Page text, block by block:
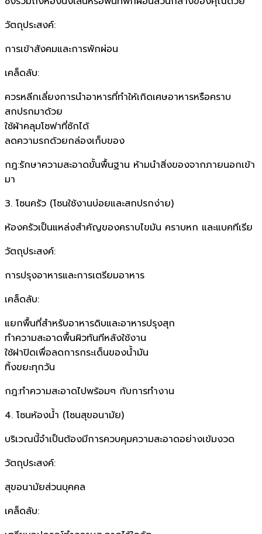
วัตถุประสงค์:
การเข้าสังคมและการพักผ่อน
เคล็ดลับ:
ควรหลีกเลี่ยงการนำอาหารที่ทำให้เกิดเศษอาหารหรือคราบ
สกปรกมาด้วย
ใช้ผ้าคลุมโซฟาที่ซักได้
ลดความรกด้วยกล่องเก็บของ
กฎ:รักษาความสะอาดขั้นพื้นฐาน ห้ามนำสิ่งของจากภายนอกเข้า
มา
3. โซนครัว (โซนใช้งานบ่อยและสกปรกง่าย)
ห้องครัวเป็นแหล่งสำคัญของคราบไขมัน คราบหก และแบคทีเรีย
วัตถุประสงค์:
การปรุงอาหารและการเตรียมอาหาร
เคล็ดลับ:
แยกพื้นที่สำหรับอาหารดิบและอาหารปรุงสุก
ทำความสะอาดพื้นผิวทันทีหลังใช้งาน
ใช้ฝาปิดเพื่อลดการกระเด็นของน้ำมัน
ทิ้งขยะทุกวัน
กฎ:ทำความสะอาดไปพร้อมๆ กับการทำงาน
4. โซนห้องน้ำ (โซนสุขอนามัย)
บริเวณนี้จำเป็นต้องมีการควบคุมความสะอาดอย่างเข้มงวด
วัตถุประสงค์:
สุขอนามัยส่วนบุคคล
เคล็ดลับ: